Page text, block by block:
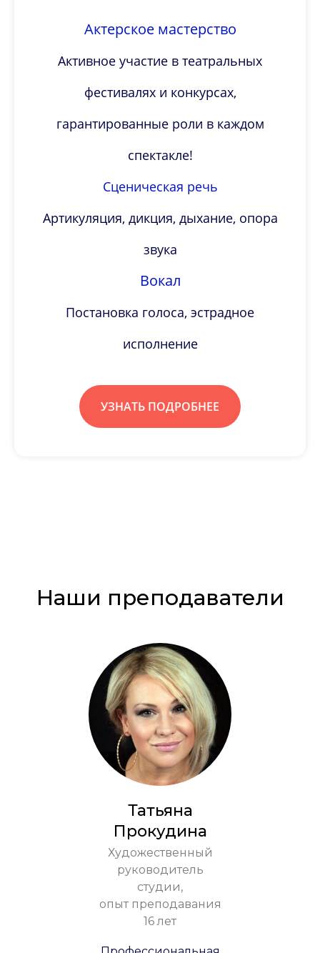
Актерское мастерство
Активное участие в театральных
фестивалях и конкурсах,
гарантированные роли в каждом
спектакле!
Сценическая речь
Артикуляция, дикция, дыхание, опора
звука
Вокал
Постановка голоса, эстрадное
исполнение
УЗНАТЬ ПОДРОБНЕЕ
Наши преподаватели
Татьяна
Прокудина
Художественный
руководитель
студии,
опыт преподавания
16 лет